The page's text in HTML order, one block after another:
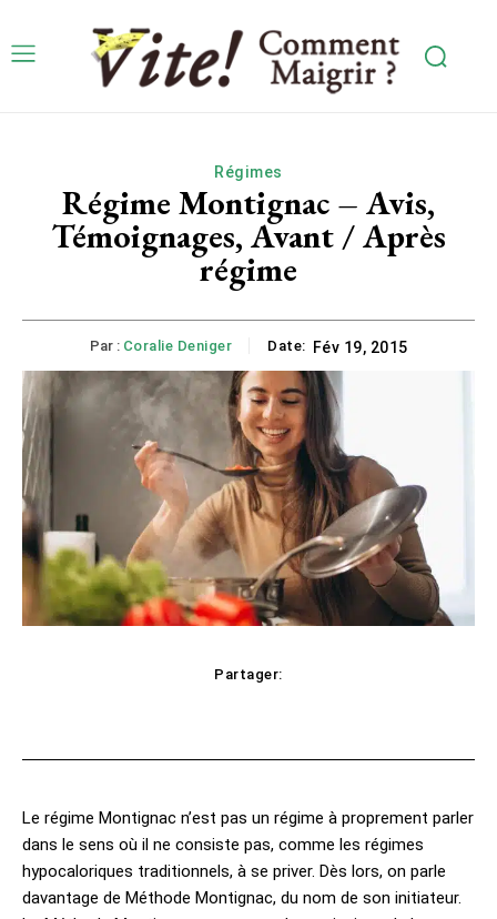
Régimes
Régime Montignac – Avis,
Témoignages, Avant / Après
régime
Par : Coralie Deniger Date: Fév 19, 2015
Partager:
Le régime Montignac n’est pas un régime à proprement parler
dans le sens où il ne consiste pas, comme les régimes
hypocaloriques traditionnels, à se priver. Dès lors, on parle
davantage de Méthode Montignac, du nom de son initiateur.